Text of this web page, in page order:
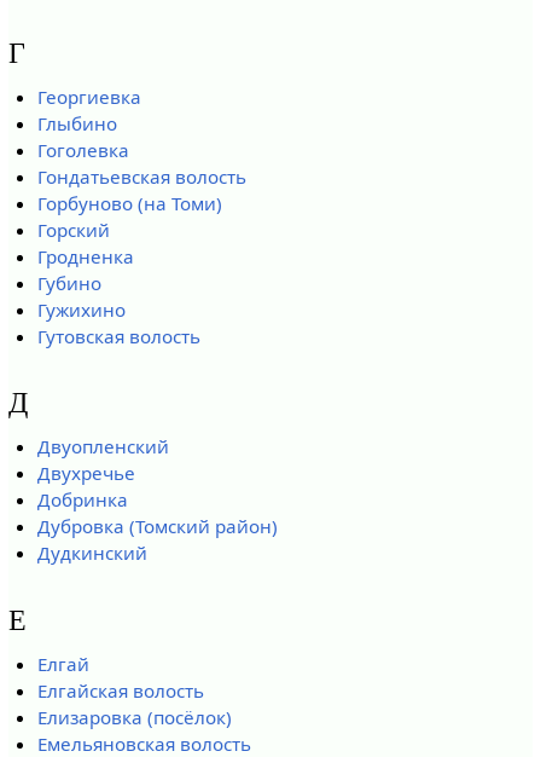
Г
Георгиевка
Глыбино
Гоголевка
Гондатьевская волость
Горбуново (на Томи)
Горский
Гродненка
Губино
Гужихино
Гутовская волость
Д
Двуопленский
Двухречье
Добринка
Дубровка (Томский район)
Дудкинский
Е
Елгай
Елгайская волость
Елизаровка (посёлок)
Емельяновская волость